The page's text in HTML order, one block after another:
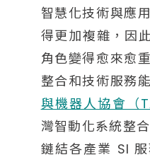
智慧化技術與應
得更加複雜，因
角色變得愈來愈
整合和技術服務
與機器人協會（
灣智動化系統整
鏈結各產業 SI